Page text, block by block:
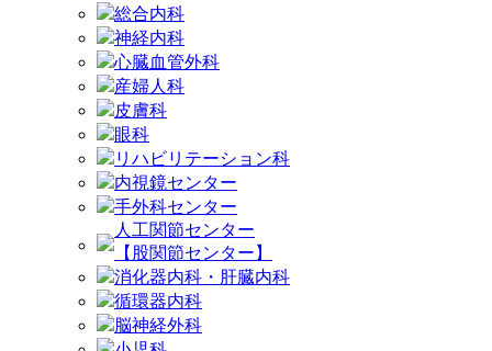
総合内科
神経内科
心臓血管外科
産婦人科
皮膚科
眼科
リハビリテーション科
内視鏡センター
手外科センター
人工関節センター
【股関節センター】
消化器内科・肝臓内科
循環器内科
脳神経外科